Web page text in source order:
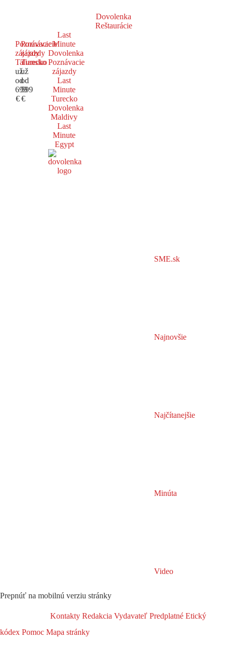
Dovolenka
Reštaurácie
Poznávacie
zájazdy
Taliansko
už
od
699
€
Poznávacie
zájazdy
Turecko
už
od
599
€
Last
Minute
Dovolenka
Poznávacie
zájazdy
Last
Minute
Turecko
Dovolenka
Maldivy
Last
Minute
Egypt
SME.sk
Najnovšie
Najčítanejšie
Minúta
Video
Prepnúť na mobilnú verziu stránky
Kontakty Redakcia Vydavateľ Predplatné Etický
kódex Pomoc Mapa stránky